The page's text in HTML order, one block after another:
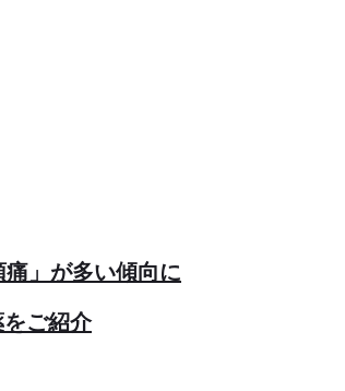
」が多い傾向に
ご紹介